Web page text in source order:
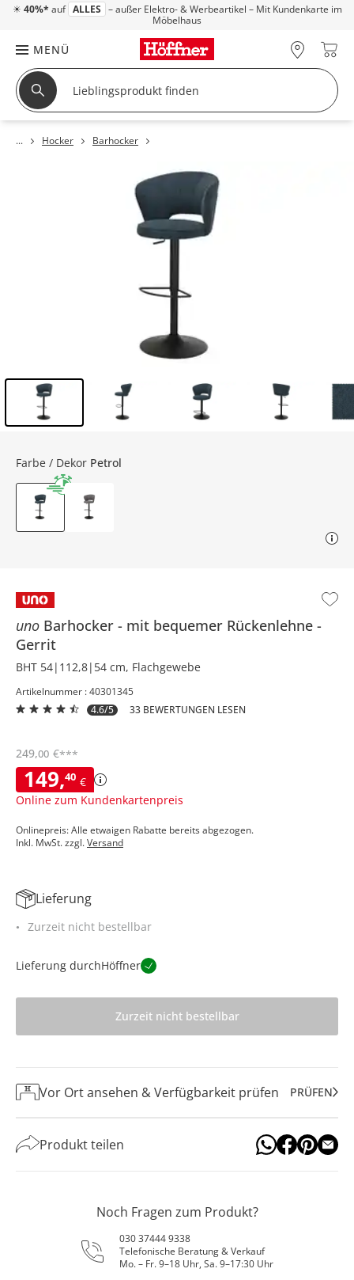
☀ 40%* auf ALLES – außer Elektro- & Werbeartikel – Mit Kundenkarte im
Möbelhaus
MENÜ
Hocker Barhocker
uno Barhocker
mit bequemer Rückenlehne
Gerrit
BHT 54|112,8|54 cm, Flachgewebe
Artikelnummer : 40301345
4.6/5
33 BEWERTUNGEN LESEN
149,40 €
Online zum Kundenkartenpreis
249,00 €***
Onlinepreis: Alle etwaigen Rabatte bereits abgezogen.
Inkl. MwSt. zzgl.Versand
Farbe / Dekor Petrol
Lieferung
Zurzeit nicht bestellbar
Lieferung durchHöffner
Zurzeit nicht bestellbar
Vor Ort ansehen & Verfügbarkeit prüfen PRÜFEN
Produkt teilen
Noch Fragen zum Produkt?
030 37444 9338
Telefonische Beratung & Verkauf
Mo. – Fr. 9–18 Uhr, Sa. 9–17:30 Uhr